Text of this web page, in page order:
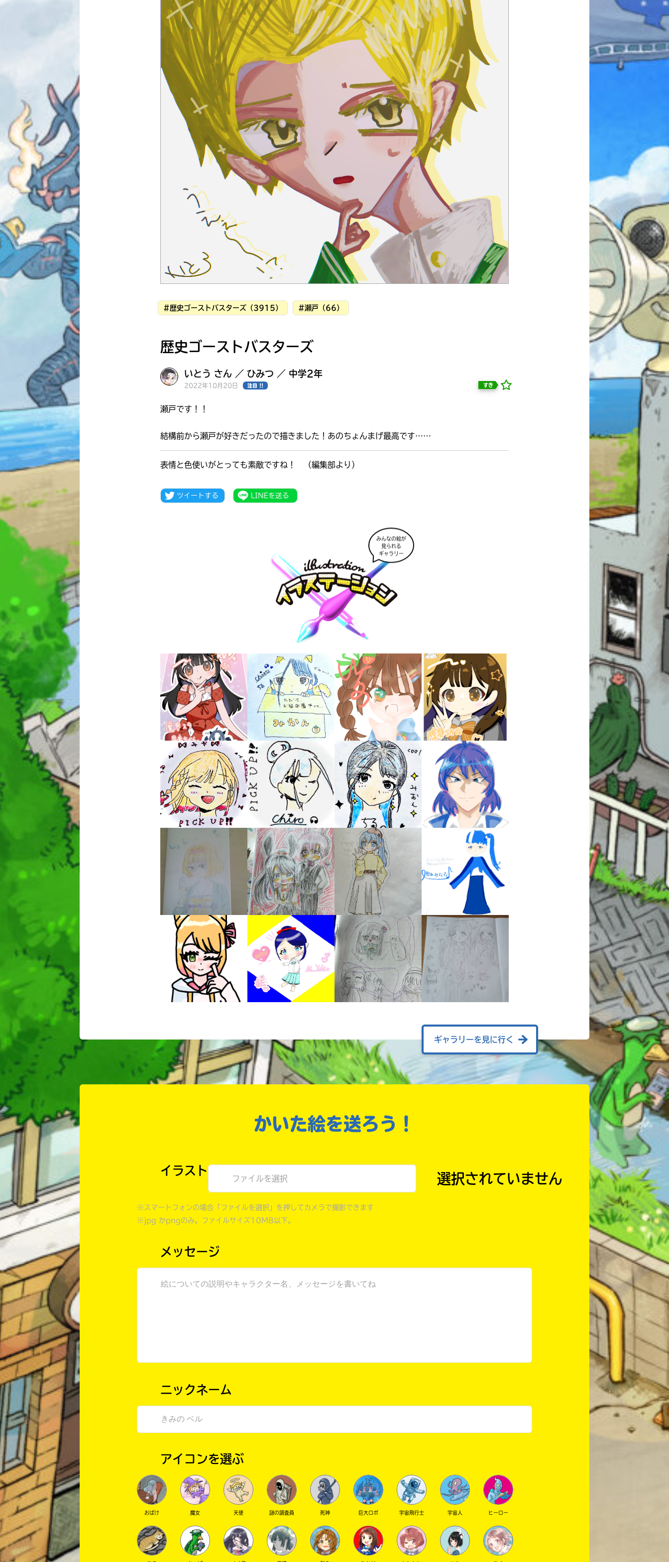
Loading ...
読みたい本が
見つかる
本を飛び出して
みんなとおしゃべり
できる掲示板
キミノラジオ配信中！
いろんな動画が
見られる
ギャラリー
書店に届いた
読める
キーワードから探す
オフィシャルアカウント
SNSでシェアする
歴史ゴーストバスターズ
#歴史ゴーストバスターズ（3915） #瀬戸（66）
いとう さん ／ ひみつ ／ 中学2年
2022年10月20日 注目 !! すき
瀬戸です！！
結構前から瀬戸が好きだったので描きました！あのちょんまげ最高です……
表情と色使いがとっても素敵ですね！ （編集部より）
みんなの絵が
見られる
ギャラリー
ギャラリーを見に行く
かいた絵を送ろう！
イラスト
ファイルを選択
※スマートフォンの場合「ファイルを選択」を押してカメラで撮影できます
※jpg かpngのみ。ファイルサイズ10MB以下。
メッセージ
ニックネーム
アイコンを選ぶ
おばけ 魔女 天使 謎の調査員 死神 巨大ロボ 宇宙飛行士 宇宙人 ヒーロー
力
内
容
に
エ
ラ
ー
が
あ
の
で、
も
う
一
し
て
み
て
戻る